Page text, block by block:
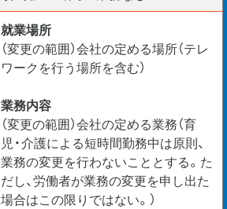
就業場所
（変更の範囲）会社の定める場所（テレ
ワークを行う場所を含む）
業務内容
（変更の範囲）会社の定める業務（育
児・介護による短時間勤務中は原則、
業務の変更を行わないこととする。た
だし、労働者が業務の変更を申し出た
場合はこの限りではない。）